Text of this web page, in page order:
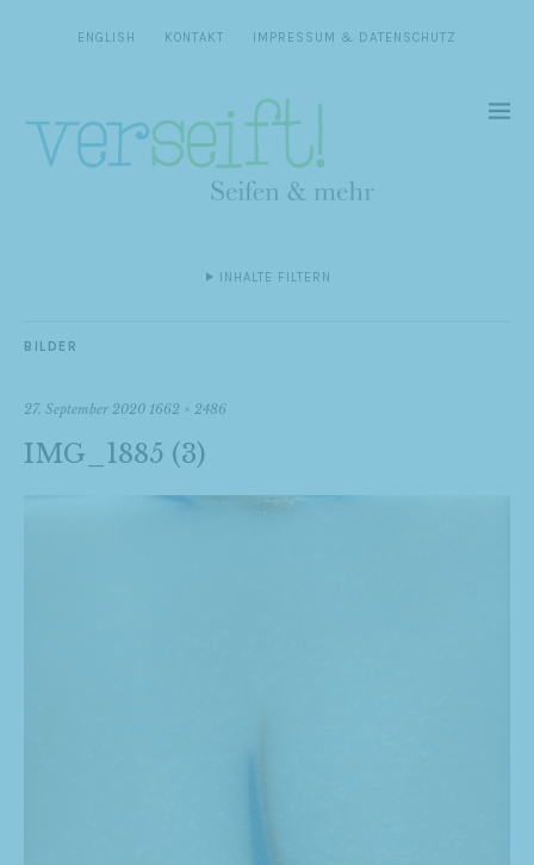
ENGLISH KONTAKT IMPRESSUM & DATENSCHUTZ
INHALTE FILTERN
BILDER
27. September 2020 1662 × 2486
IMG_1885 (3)